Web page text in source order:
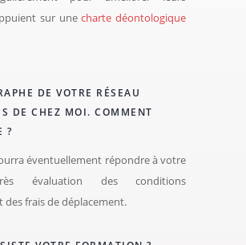
sur unecharte déontologique
DE VOTRE RÉSEAU
DE CHEZ MOI. COMMENT
?
éventuellement répondre à votre
évaluation des conditions
des frais de déplacement.